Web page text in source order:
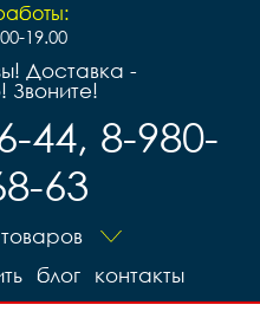
19.00
Доставка -
Звоните!
44, 8-980-
63
контакты
блог